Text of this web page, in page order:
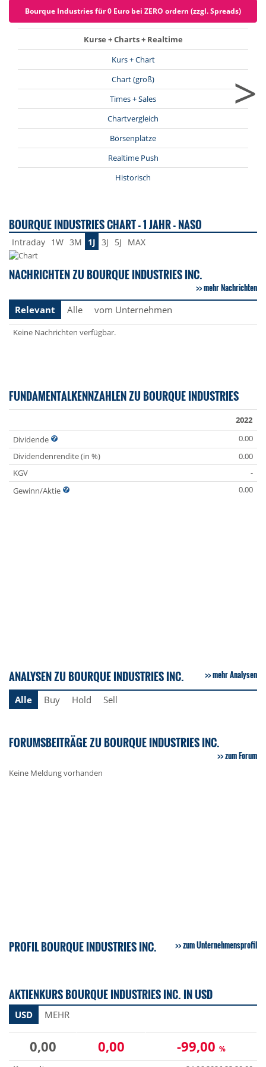
Bourque Industries für 0 Euro bei ZERO ordern (zzgl. Spreads)
Kurse + Charts + Realtime
Kurs + Chart
Chart (groß)
Times + Sales
Chartvergleich
Börsenplätze
Realtime Push
Historisch
>
BOURQUE INDUSTRIES CHART - 1 JAHR - NASO
Intraday 1W 3M 1J 3J 5J MAX
NACHRICHTEN ZU BOURQUE INDUSTRIES INC.
mehr Nachrichten
Relevant
Alle vom Unternehmen
Keine Nachrichten verfügbar.
FUNDAMENTALKENNZAHLEN ZU BOURQUE INDUSTRIES
2022
Dividende
0.00
Dividendenrendite (in %)
0.00
KGV
-
Gewinn/Aktie
0.00
ANALYSEN ZU BOURQUE INDUSTRIES INC. mehr Analysen
Alle Buy Hold Sell
FORUMSBEITRÄGE ZU BOURQUE INDUSTRIES INC.
zum Forum
Keine Meldung vorhanden
PROFIL BOURQUE INDUSTRIES INC. zum Unternehmensprofil
AKTIENKURS BOURQUE INDUSTRIES INC. IN USD
USD MEHR
0,00 0,00 -99,00 %